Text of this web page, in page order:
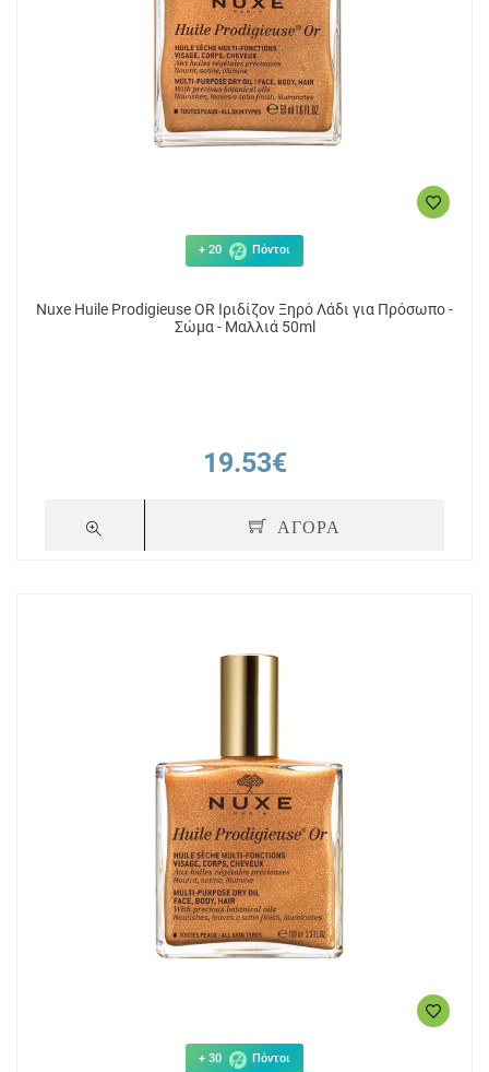
29.95€
ΑΓΟΡΑ
+ 20 Πόντοι
Nuxe Huile Prodigieuse OR Ιριδίζον Ξηρό Λάδι για Πρόσωπο -
Σώμα - Μαλλιά 50ml
19.53€
ΑΓΟΡΑ
+ 30 Πόντοι